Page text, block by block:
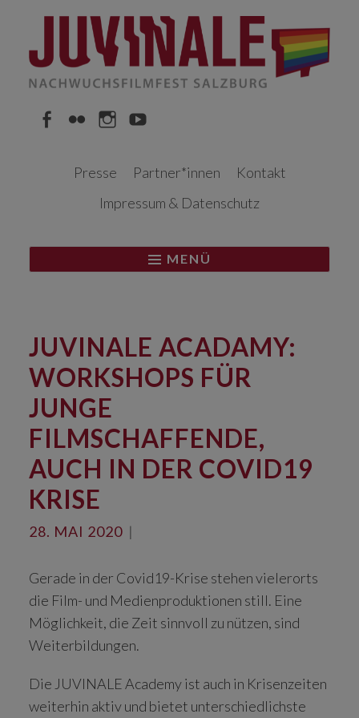
Inhalt
Presse
Partner*innen
Kontakt
Impressum & Datenschutz
MENÜ
JUVINALE ACADAMY:
WORKSHOPS FÜR
JUNGE
FILMSCHAFFENDE,
AUCH IN DER COVID19
KRISE
28. MAI 2020 |
Gerade in der Covid19-Krise stehen vielerorts
die Film- und Medienproduktionen still. Eine
Möglichkeit, die Zeit sinnvoll zu nützen, sind
Weiterbildungen.
Die JUVINALE Academy ist auch in Krisenzeiten
weiterhin aktiv und bietet unterschiedlichste